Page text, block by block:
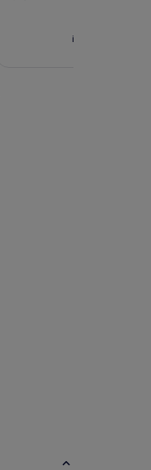
inkluderer